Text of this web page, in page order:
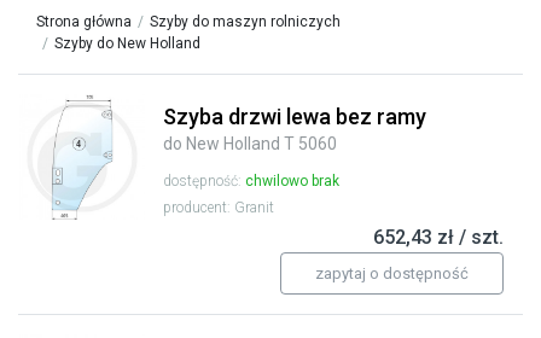
Strona główna
Szyby do maszyn rolniczych
Szyby do New Holland
Szyba drzwi lewa bez ramy
do New Holland T 5060
dostępność: chwilowo brak
producent: Granit
652,43 zł / szt.
zapytaj o dostępność